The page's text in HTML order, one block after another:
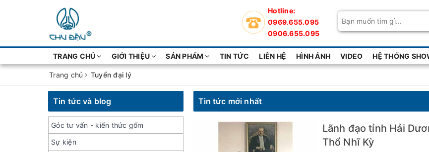
Hotline:
0969.655.095
0906.655.095
TRANG CHỦ GIỚI THIỆU SẢN PHẨM TIN TỨC LIÊN HỆ HÌNH ẢNH VIDEO HỆ THỐNG
Trang chủ Tuyển đại lý
Tin tức và blog
Góc tư vấn - kiến thức gốm
Sự kiện
Tin tức mới nhất
Lãnh đạo tỉnh Hải
Thổ Nhĩ Kỳ